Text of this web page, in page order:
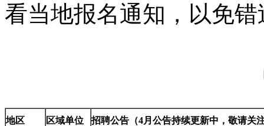
看当地报名通知，以免
地区 区域单位
招聘公告（4月公告持续更新中，敬请